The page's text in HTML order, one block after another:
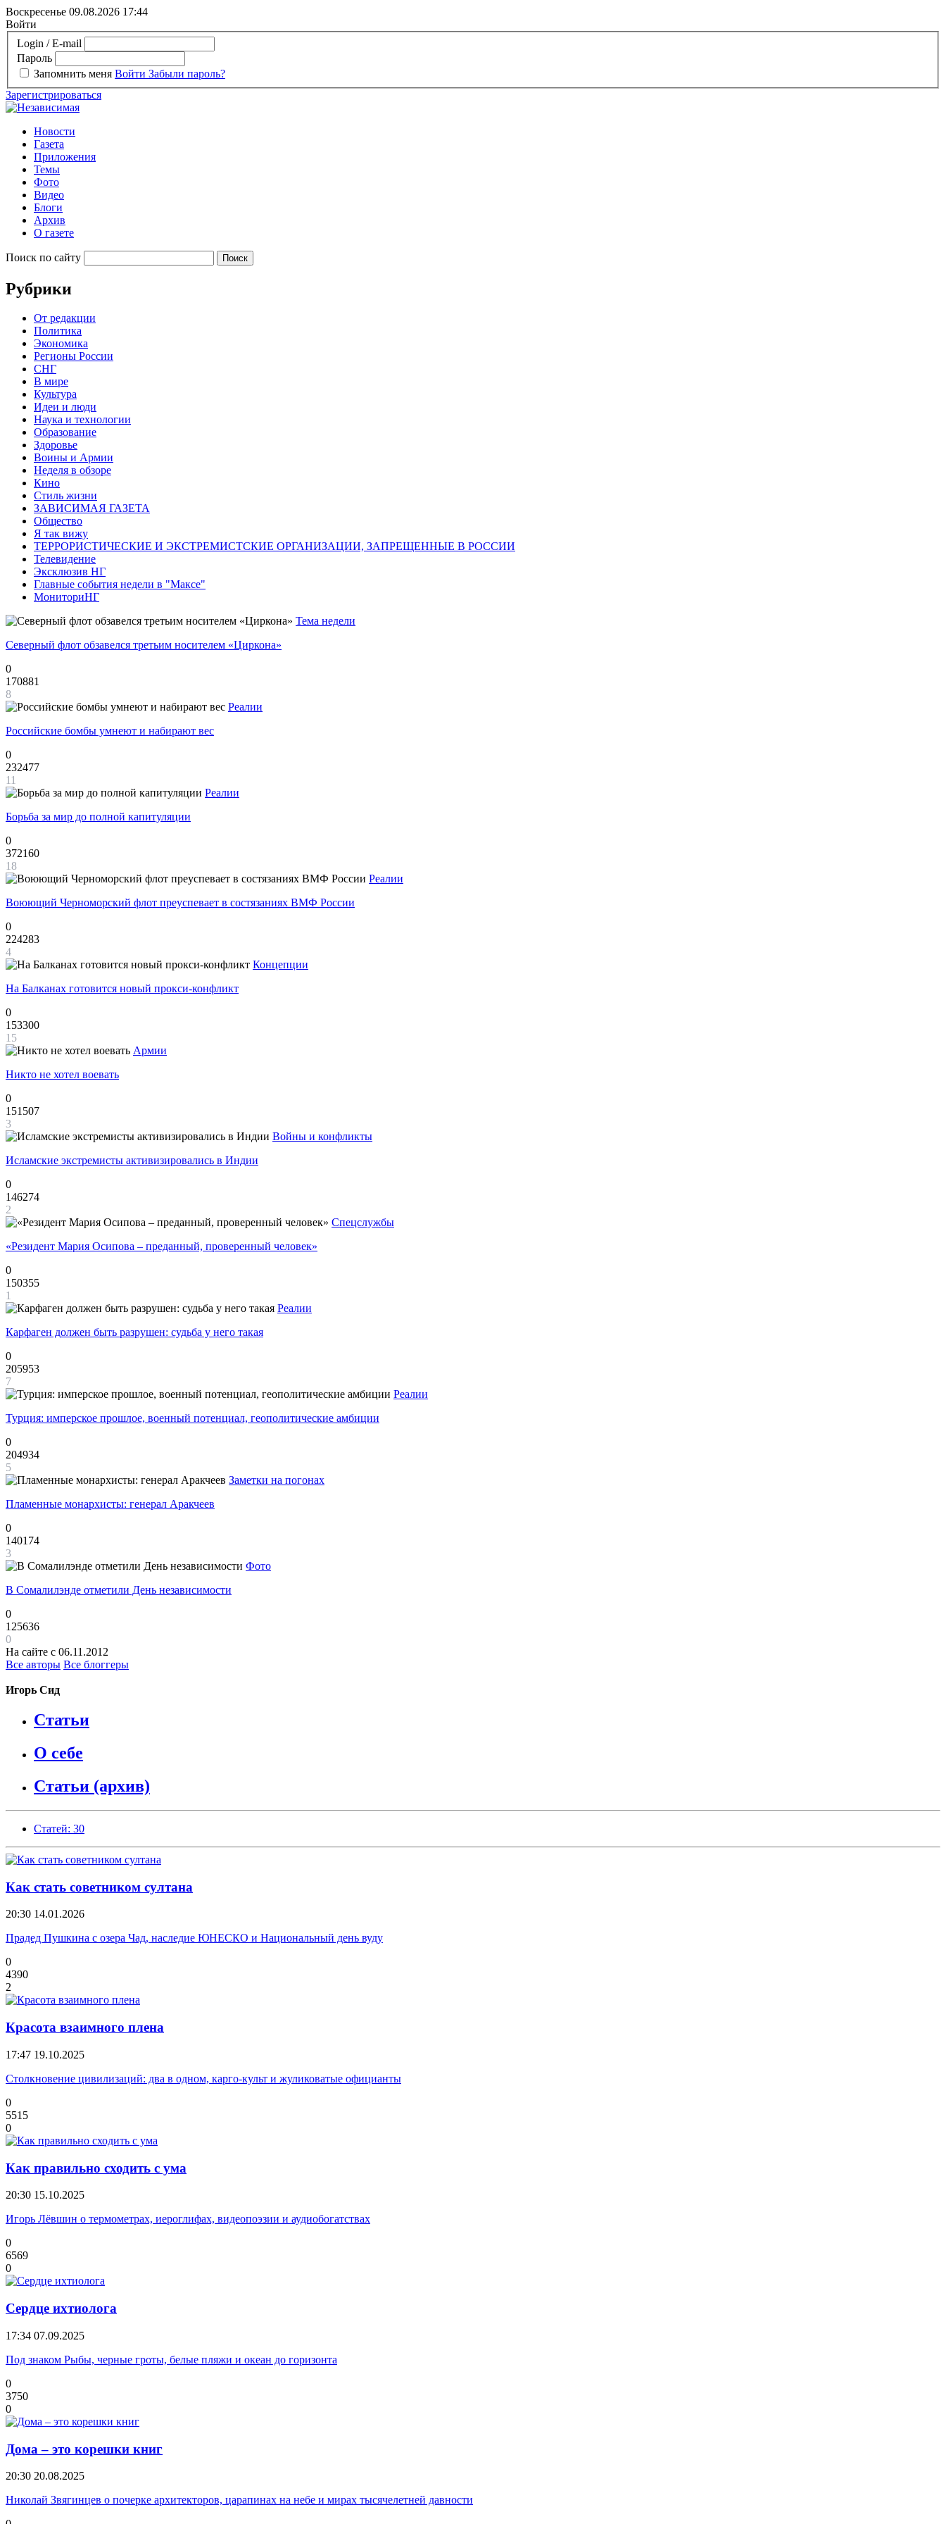
Воскресенье 09.08.2026 17:44
Войти
Login / E-mail
Пароль
Запомнить меня Войти Забыли пароль?
Зарегистрироваться
Новости
Газета
Приложения
Темы
Фото
Видео
Блоги
Архив
О газете
Поиск по сайту
Рубрики
От редакции
Политика
Экономика
Регионы России
СНГ
В мире
Культура
Идеи и люди
Наука и технологии
Образование
Здоровье
Воины и Армии
Неделя в обзоре
Кино
Стиль жизни
ЗАВИСИМАЯ ГАЗЕТА
Общество
Я так вижу
ТЕРРОРИСТИЧЕСКИЕ И ЭКСТРЕМИСТСКИЕ ОРГАНИЗАЦИИ, ЗАПРЕЩЕННЫЕ В РОССИИ
Телевидение
Эксклюзив НГ
Главные события недели в "Максе"
МониториНГ
Тема недели
Северный флот обзавелся третьим носителем «Циркона»
0
170881
8
Реалии
Российские бомбы умнеют и набирают вес
0
232477
11
Реалии
Борьба за мир до полной капитуляции
0
372160
18
Реалии
Воюющий Черноморский флот преуспевает в состязаниях ВМФ России
0
224283
4
Концепции
На Балканах готовится новый прокси-конфликт
0
153300
15
Армии
Никто не хотел воевать
0
151507
3
Войны и конфликты
Исламские экстремисты активизировались в Индии
0
146274
2
Спецслужбы
«Резидент Мария Осипова – преданный, проверенный человек»
0
150355
1
Реалии
Карфаген должен быть разрушен: судьба у него такая
0
205953
7
Реалии
Турция: имперское прошлое, военный потенциал, геополитические амбиции
0
204934
5
Заметки на погонах
Пламенные монархисты: генерал Аракчеев
0
140174
3
Фото
В Сомалилэнде отметили День независимости
0
125636
0
На сайте с 06.11.2012
Все авторы Все блоггеры
Игорь Сид
Статьи
О себе
Статьи (архив)
Статей: 30
Как стать советником султана
20:30 14.01.2026
Прадед Пушкина с озера Чад, наследие ЮНЕСКО и Национальный день вуду
0
4390
2
Красота взаимного плена
17:47 19.10.2025
Столкновение цивилизаций: два в одном, карго-культ и жуликоватые официанты
0
5515
0
Как правильно сходить с ума
20:30 15.10.2025
Игорь Лёвшин о термометрах, иероглифах, видеопоэзии и аудиобогатствах
0
6569
0
Сердце ихтиолога
17:34 07.09.2025
Под знаком Рыбы, черные гроты, белые пляжи и океан до горизонта
0
3750
0
Дома – это корешки книг
20:30 20.08.2025
Николай Звягинцев о почерке архитекторов, царапинах на небе и мирах тысячелетней давности